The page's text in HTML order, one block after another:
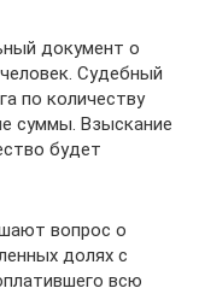
документ о
Судебный
по количеству
суммы. Взыскание
будет
вопрос о
долях с
всю